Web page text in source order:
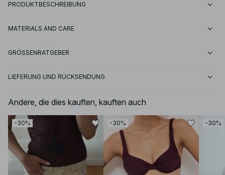
PRODUKTBESCHREIBUNG
MATERIALS AND CARE
GRÖSSENRATGEBER
LIEFERUNG UND RÜCKSENDUNG
Andere, die dies kauften, kauften auch
-30% -30% -30%